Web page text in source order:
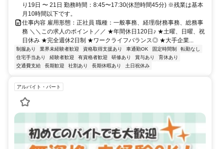
り19日 〜 21日 勤務時間：8:45〜17:30(休憩時間45分) ※残業は基本
月10時間以下です。
仕事内容 雇用形態：正社員 職種：一般事務、経理/財務事務、総務事
務 ＼＼この求人のポイント／／ ★年間休日120日♪ ★土曜、日曜、祝
日休み ★完全週休2日制 ★ワークライフバランス◎ ★大手企業...
制服あり 業界未経験者歓迎 資格取得支援あり 車通勤OK 固定時間制
転勤なし
住宅手当あり
経験者歓迎 有資格者歓迎 研修あり 賞与あり
育休あり
交通費支給
長期歓迎 社割あり 長期休暇あり 土日祝休み
アルバイト・パート